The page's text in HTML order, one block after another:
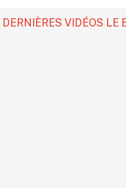
DERNIÈRES VIDÉOS LE